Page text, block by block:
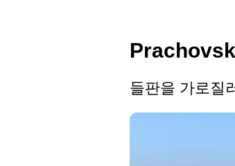
들판을 가로질